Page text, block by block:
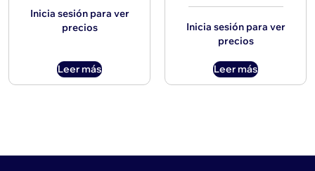
Inicia sesión para ver
precios
Leer más
Inicia sesión para ver
precios
Leer más